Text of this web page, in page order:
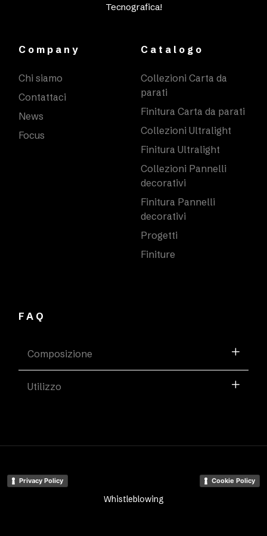
Tecnografica!
Company
Chi siamo
Contattaci
News
Focus
Catalogo
Collezioni Carta da
parati
Finitura Carta da parati
Collezioni Ultralight
Finitura Ultralight
Collezioni Pannelli
decorativi
Finitura Pannelli
decorativi
Progetti
Finiture
FAQ
Composizione
Utilizzo
Privacy Policy Cookie Policy
Whistleblowing